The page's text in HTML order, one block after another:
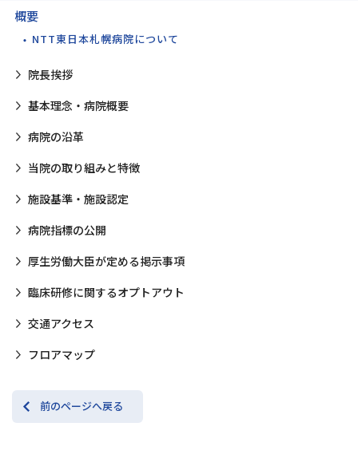
概要
NTT東日本札幌病院について
院長挨拶
基本理念・病院概要
病院の沿革
当院の取り組みと特徴
施設基準・施設認定
病院指標の公開
厚生労働大臣が定める掲示事項
臨床研修に関するオプトアウト
交通アクセス
フロアマップ
前のページへ戻る